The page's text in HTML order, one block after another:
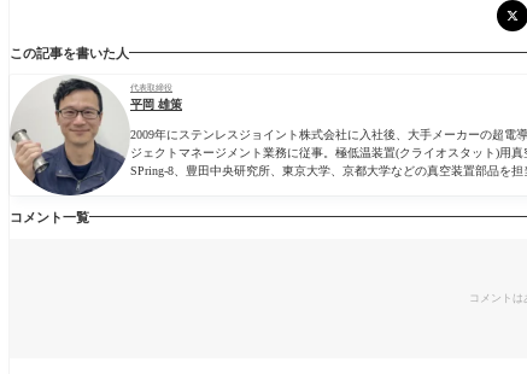
この記事を書いた人
代表取締役
平岡 雄策
2009年にステンレスジョイント株式会社に入社後、大手メーカーの超
ジェクトマネージメント業務に従事。極低温装置(クライオスタット)用
SPring-8、豊田中央研究所、東京大学、京都大学などの真空装置部品を担
コメント一覧
コメントは